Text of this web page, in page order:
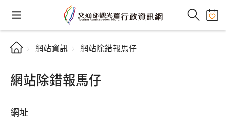
網站資訊 網站除錯報馬仔
網站除錯報馬仔
網址